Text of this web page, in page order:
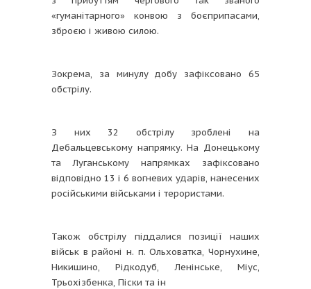
«гуманітарного» конвою з боєприпасами,
зброєю і живою силою.
Зокрема, за минулу добу зафіксовано 65
обстрілу.
З них 32 обстрілу зроблені на
Дебальцевському напрямку. На Донецькому
та Луганському напрямках зафіксовано
відповідно 13 і 6 вогневих ударів, нанесених
російськими військами і терористами.
Також обстрілу піддалися позиції наших
військ в районі н. п. Ольховатка, Чорнухине,
Никишино, Рідкодуб, Ленінське, Міус,
Трьохізбенка, Піски та ін